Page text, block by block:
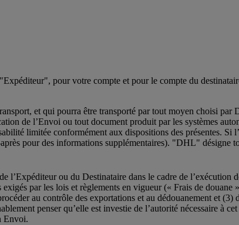
pour votre compte et pour le compte du
et qui pourra être transporté par tout moyen choisi
de l’Envoi ou tout document produit par les systèmes
limitée conformément aux dispositions des présentes.
pour des informations supplémentaires). "DHL" désigne
ou du Destinataire dans le cadre de l’exécution
par les lois et règlements en vigueur (« Frais de
au contrôle des exportations et au dédouanement et
penser qu’elle est investie de l’autorité nécessaire à
Envoi.